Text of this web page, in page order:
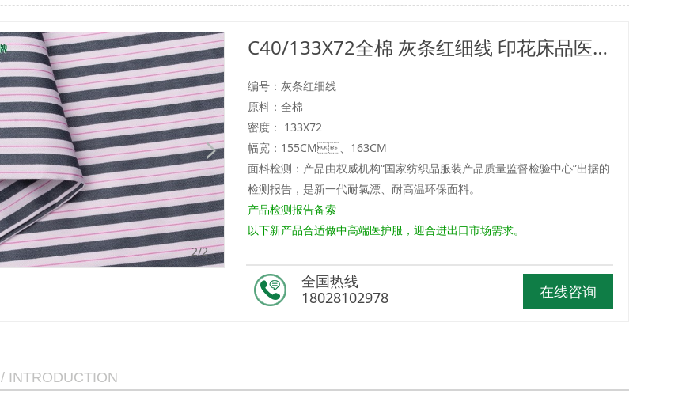
2/2
C40/133X72全棉 灰条红细线 印花床品医护面料
编号：灰条红细线
原料：全棉
密度： 133X72
幅宽：155CM、163CM
面料检测：产品由权威机构“国家纺织品服装产品质量监督检验中心”出据的
检测报告，是新一代耐氯漂、耐高温环保面料。
产品检测报告备索
以下新产品合适做中高端医护服，迎合进出口市场需求。
在线咨询
全国热线
18028102978
/ INTRODUCTION